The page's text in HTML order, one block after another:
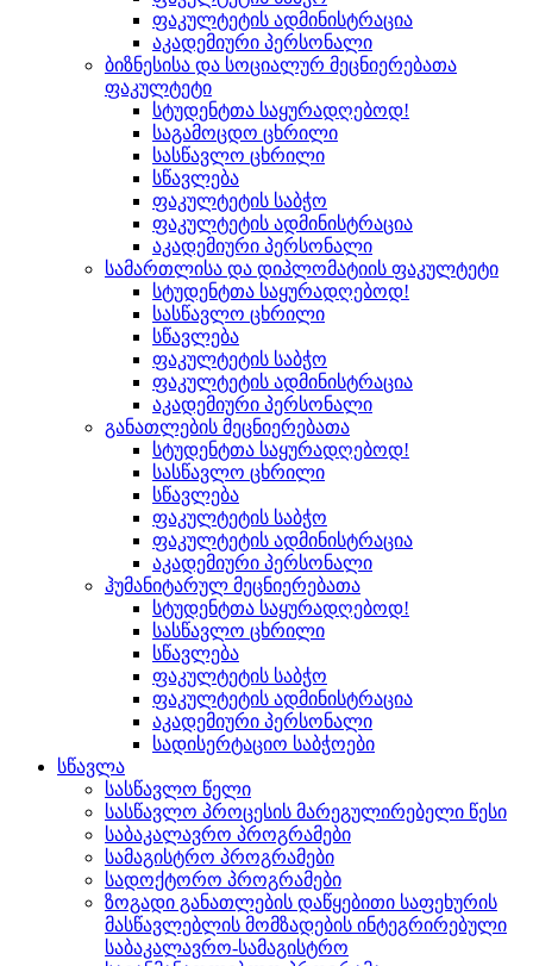
ფაკულტეტის ადმინისტრაცია
აკადემიური პერსონალი
ბიზნესისა და სოციალურ მეცნიერებათა
ფაკულტეტი
სტუდენტთა საყურადღებოდ!
საგამოცდო ცხრილი
სასწავლო ცხრილი
სწავლება
ფაკულტეტის საბჭო
ფაკულტეტის ადმინისტრაცია
აკადემიური პერსონალი
სამართლისა და დიპლომატიის ფაკულტეტი
სტუდენტთა საყურადღებოდ!
სასწავლო ცხრილი
სწავლება
ფაკულტეტის საბჭო
ფაკულტეტის ადმინისტრაცია
აკადემიური პერსონალი
განათლების მეცნიერებათა
სტუდენტთა საყურადღებოდ!
სასწავლო ცხრილი
სწავლება
ფაკულტეტის საბჭო
ფაკულტეტის ადმინისტრაცია
აკადემიური პერსონალი
ჰუმანიტარულ მეცნიერებათა
სტუდენტთა საყურადღებოდ!
სასწავლო ცხრილი
სწავლება
ფაკულტეტის საბჭო
ფაკულტეტის ადმინისტრაცია
აკადემიური პერსონალი
სადისერტაციო საბჭოები
სწავლა
სასწავლო წელი
სასწავლო პროცესის მარეგულირებელი წესი
საბაკალავრო პროგრამები
სამაგისტრო პროგრამები
სადოქტორო პროგრამები
ზოგადი განათლების დაწყებითი საფეხურის
მასწავლებლის მომზადების ინტეგრირებული
საბაკალავრო-სამაგისტრო